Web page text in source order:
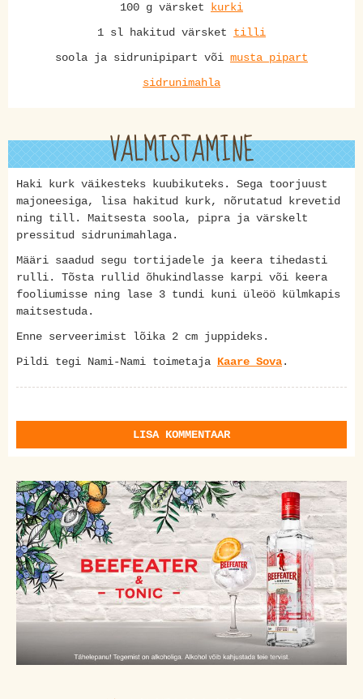
100 g värsket
kurki
1 sl hakitud värsket tilli
soola ja sidrunipipart või musta pipart
sidrunimahla
VALMISTAMINE
Haki kurk väikesteks kuubikuteks. Sega toorjuust
majoneesiga, lisa hakitud kurk, nõrutatud krevetid
ning till. Maitsesta soola, pipra ja värskelt
pressitud sidrunimahlaga.
Määri saadud segu tortijadele ja keera tihedasti
rulli. Tõsta rullid õhukindlasse karpi või keera
fooliumisse ning lase 3 tundi kuni üleöö külmkapis
maitsestuda.
Enne serveerimist lõika 2 cm juppideks.
Pildi tegi Nami-Nami toimetaja Kaare Sova.
LISA KOMMENTAAR